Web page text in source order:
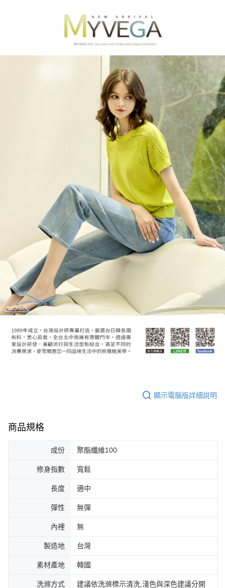
顯示電腦版詳細說明
商品規格
成份 聚酯纖維100
修身指數 寬鬆
長度 適中
彈性 無彈
內裡 無
製造地 台灣
素材產地 韓國
洗滌方式
建議依洗滌標示清洗,淺色與深色建議分開